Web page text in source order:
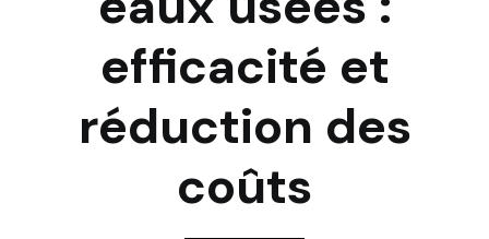
efficacité et
réduction des
coûts